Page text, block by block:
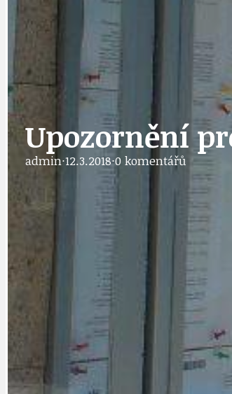
DOBRÉ ZPRÁVY
GRANTY A DOTACE
HODKOVSKÁ ULICE
Upozornění
admin·12.3.2018·0 komentářů